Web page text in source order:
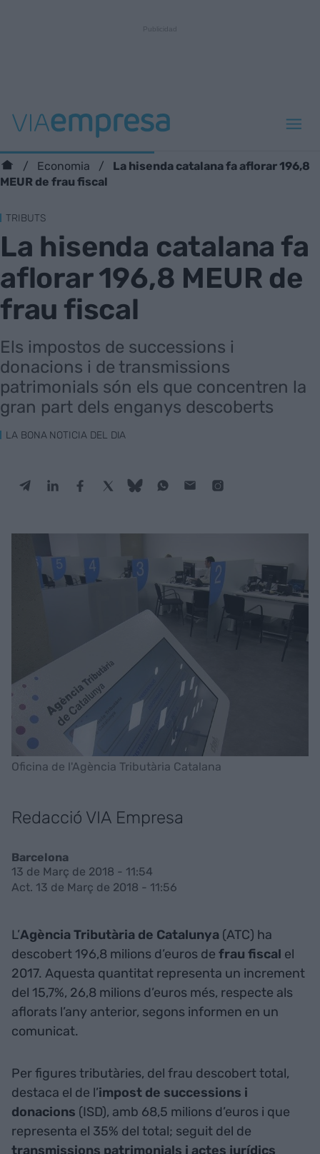
Economia
La hisenda catalana fa aflorar 196,8
MEUR de frau fiscal
TRIBUTS
La hisenda catalana fa
aflorar 196,8 MEUR de
frau fiscal
Els impostos de successions i
donacions i de transmissions
patrimonials són els que concentren la
gran part dels enganys descoberts
LA BONA NOTICIA DEL DIA
Oficina de l'Agència Tributària Catalana
Redacció VIA Empresa
Barcelona
13 de Març de 2018 - 11:54
Act. 13 de Març de 2018 - 11:56
L’Agència Tributària de Catalunya (ATC) ha
descobert 196,8 milions d’euros de frau fiscal el
2017. Aquesta quantitat representa un increment
del 15,7%, 26,8 milions d’euros més, respecte als
aflorats l’any anterior, segons informen en un
comunicat.
Per figures tributàries, del frau descobert total,
destaca el de l’impost de successions i
donacions (ISD), amb 68,5 milions d’euros i que
representa el 35% del total; seguit del de
transmissions patrimonials i actes jurídics